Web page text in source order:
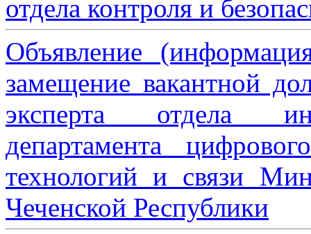
отдела контроля и
Объявление
замещение вакантной
эксперта отдела
департамента
технологий и связи
Чеченской Республики